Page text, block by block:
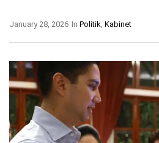
In Politik Kabinet
January 28, 2026